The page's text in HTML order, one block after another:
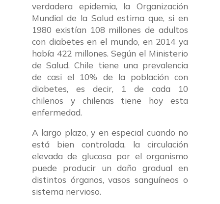
verdadera epidemia, la Organización
Mundial de la Salud estima que, si en
1980 existían 108 millones de adultos
con diabetes en el mundo, en 2014 ya
había 422 millones. Según el Ministerio
de Salud, Chile tiene una prevalencia
de casi el 10% de la población con
diabetes, es decir, 1 de cada 10
chilenos y chilenas tiene hoy esta
enfermedad.
A largo plazo, y en especial cuando no
está bien controlada, la circulación
elevada de glucosa por el organismo
puede producir un daño gradual en
distintos órganos, vasos sanguíneos o
sistema nervioso.